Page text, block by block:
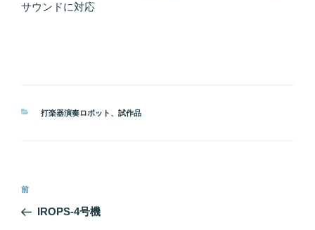
サウンドに対応
カ
打楽器演奏ロボット 、 試作品
投
ナ
前
の
前
IROPS-4号機